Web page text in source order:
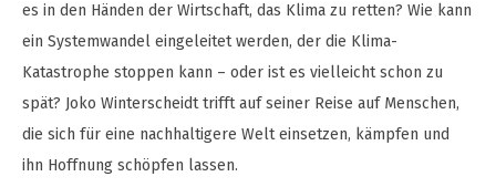
es in den Händen der Wirtschaft, das Klima zu retten? Wie kann
ein Systemwandel eingeleitet werden, der die Klima-
Katastrophe stoppen kann – oder ist es vielleicht schon zu
spät? Joko Winterscheidt trifft auf seiner Reise auf Menschen,
die sich für eine nachhaltigere Welt einsetzen, kämpfen und
ihn Hoffnung schöpfen lassen.